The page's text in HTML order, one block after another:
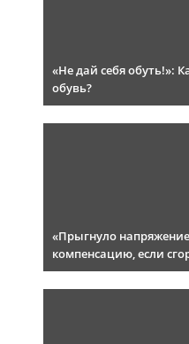
«Не дай себя обуть!»:
обувь?
«Прыгнуло
компенсацию, если